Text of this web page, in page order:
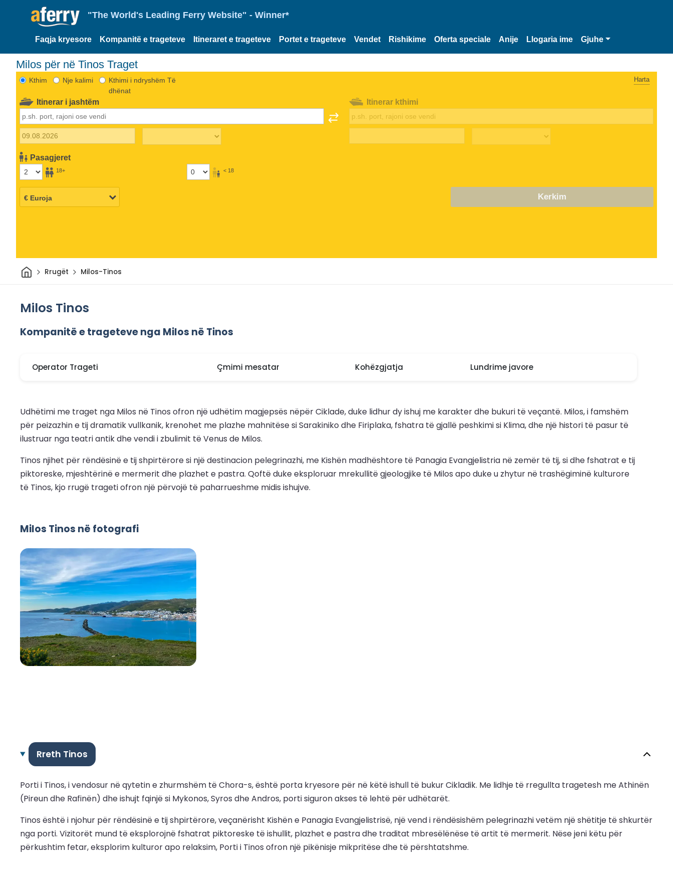
"The World's Leading Ferry Website" - Winner*
Faqja kryesore Kompanitë e trageteve Itineraret e trageteve Portet e trageteve Vendet Rishikime Oferta speciale Anije Llogaria ime Gjuhe
Milos për në Tinos Traget
Kthim Nje kalimi
Kthimi i ndryshëm Të
dhënat
Harta
Itinerar i jashtëm
Pasagjeret
18+ < 18
Itinerar kthimi
Kerkim
ShtëpiRrugët Milos-Tinos
Milos Tinos
Kompanitë e trageteve nga Milos në Tinos
Operator Trageti Çmimi mesatar Kohëzgjatja Lundrime javore
Udhëtimi me traget nga Milos në Tinos ofron një udhëtim magjepsës nëpër Ciklade, duke lidhur dy ishuj me karakter dhe bukuri të veçantë. Milos, i famshëm
për peizazhin e tij dramatik vullkanik, krenohet me plazhe mahnitëse si Sarakiniko dhe Firiplaka, fshatra të gjallë peshkimi si Klima, dhe një histori të pasur të
ilustruar nga teatri antik dhe vendi i zbulimit të Venus de Milos.
Tinos njihet për rëndësinë e tij shpirtërore si një destinacion pelegrinazhi, me Kishën madhështore të Panagia Evangjelistria në zemër të tij, si dhe fshatrat e tij
piktoreske, mjeshtërinë e mermerit dhe plazhet e pastra. Qoftë duke eksploruar mrekullitë gjeologjike të Milos apo duke u zhytur në trashëgiminë kulturore
të Tinos, kjo rrugë trageti ofron një përvojë të paharrueshme midis ishujve.
Milos Tinos në fotografi
Rreth Tinos
Porti i Tinos, i vendosur në qytetin e zhurmshëm të Chora-s, është porta kryesore për në këtë ishull të bukur Cikladik. Me lidhje të rregullta tragetesh me Athinën
(Pireun dhe Rafinën) dhe ishujt fqinjë si Mykonos, Syros dhe Andros, porti siguron akses të lehtë për udhëtarët.
Tinos është i njohur për rëndësinë e tij shpirtërore, veçanërisht Kishën e Panagia Evangjelistrisë, një vend i rëndësishëm pelegrinazhi vetëm një shëtitje të shkurtër
nga porti. Vizitorët mund të eksplorojnë fshatrat piktoreske të ishullit, plazhet e pastra dhe traditat mbresëlënëse të artit të mermerit. Nëse jeni këtu për
përkushtim fetar, eksplorim kulturor apo relaksim, Porti i Tinos ofron një pikënisje mikpritëse dhe të përshtatshme.